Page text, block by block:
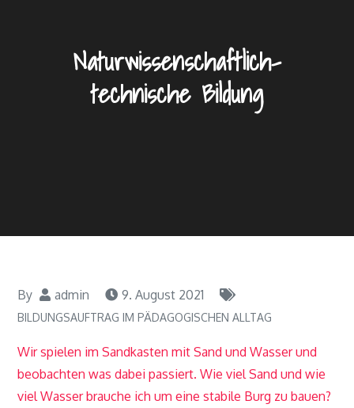
Naturwissenschaftlich-
technische Bildung
By admin 9. August 2021
BILDUNGSAUFTRAG IM PÄDAGOGISCHEN ALLTAG
Wir spielen im Sandkasten mit Sand und Wasser und
beobachten was dabei passiert. Wie viel Sand und wie
viel Wasser brauche ich um eine stabile Burg zu bauen?